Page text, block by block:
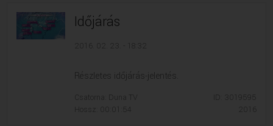
Időjárás
Részletes időjárás-jelentés.
Csatorna: Duna TV
Hossz: 00:01:54